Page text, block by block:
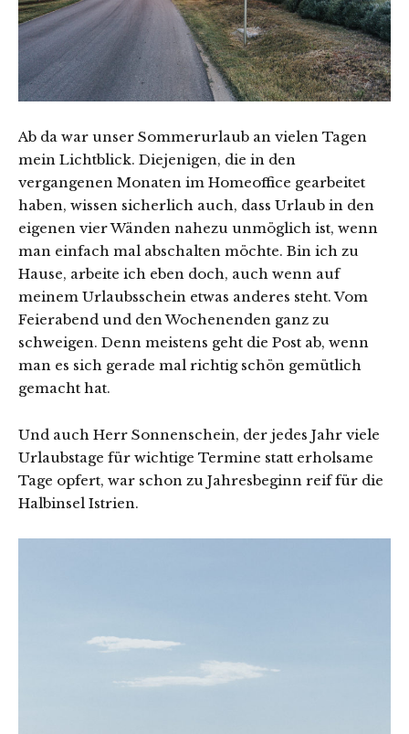
Ab da war unser Sommerurlaub an vielen Tagen
mein Lichtblick. Diejenigen, die in den
vergangenen Monaten im Homeoffice gearbeitet
haben, wissen sicherlich auch, dass Urlaub in den
eigenen vier Wänden nahezu unmöglich ist, wenn
man einfach mal abschalten möchte. Bin ich zu
Hause, arbeite ich eben doch, auch wenn auf
meinem Urlaubsschein etwas anderes steht. Vom
Feierabend und den Wochenenden ganz zu
schweigen. Denn meistens geht die Post ab, wenn
man es sich gerade mal richtig schön gemütlich
gemacht hat.
Und auch Herr Sonnenschein, der jedes Jahr viele
Urlaubstage für wichtige Termine statt erholsame
Tage opfert, war schon zu Jahresbeginn reif für die
Halbinsel Istrien.